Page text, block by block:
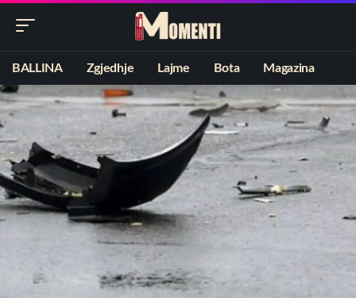
BALLINA Zgjedhje Lajme Bota Magazina